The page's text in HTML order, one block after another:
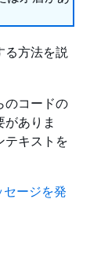
る方法を説
のコードの
ありま
テキストを
ージを発